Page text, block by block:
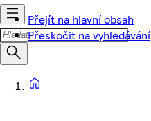
Přejít na hlavní obsah
Přeskočit na vyhledávání